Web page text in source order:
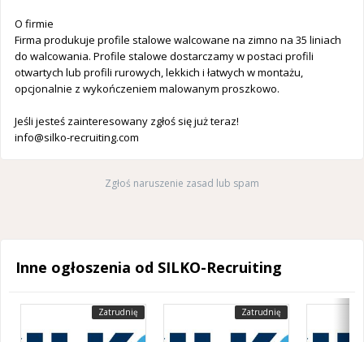
O firmie
Firma produkuje profile stalowe walcowane na zimno na 35 liniach
do walcowania. Profile stalowe dostarczamy w postaci profili
otwartych lub profili rurowych, lekkich i łatwych w montażu,
opcjonalnie z wykończeniem malowanym proszkowo.
Jeśli jesteś zainteresowany zgłoś się już teraz!
info@silko-recruiting.com
Zgłoś naruszenie zasad lub spam
Inne ogłoszenia od SILKO-Recruiting
Zatrudnię Zatrudnię